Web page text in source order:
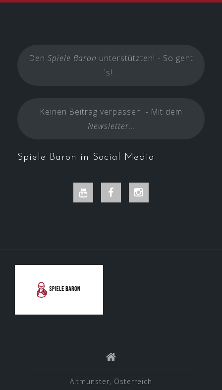
Den Spiele Baron unterstützten! - So geht
´s!...
Keinen Beitrag verpassen! - Mit dem
Newsletter...
Spiele Baron in Social Media
Youtube Facebook
Altmünster, Österreich